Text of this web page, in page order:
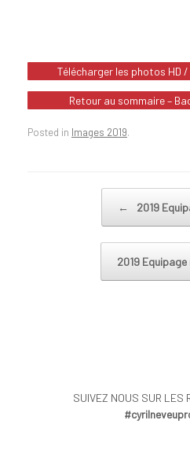
Télécharger les photos HD
Retour au sommaire –
Posted in Images 2019.
← 2019
2019 Equipage
SUIVEZ NOUS SUR LES